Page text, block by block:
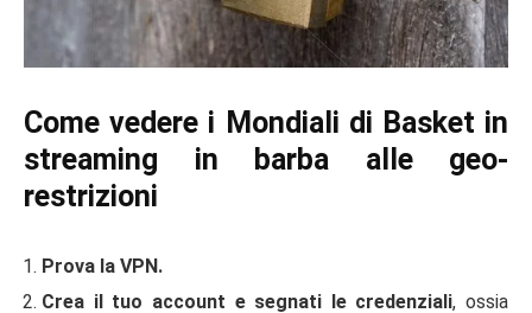
Come vedere i Mondiali di Basket in
streaming in barba alle geo-
restrizioni
Prova la VPN.
Crea il tuo account e segnati le credenziali, ossia